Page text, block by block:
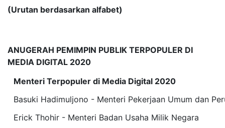
(Urutan berdasarkan alfabet)
ANUGERAH PEMIMPIN PUBLIK TERPOPULER DI
MEDIA DIGITAL 2020
Menteri Terpopuler di Media Digital 2020
Basuki Hadimuljono - Menteri Pekerjaan Umum dan
Erick Thohir - Menteri Badan Usaha Milik Negara